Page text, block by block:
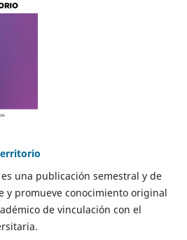
una publicación semestral y de
y promueve conocimiento original
de vinculación con el